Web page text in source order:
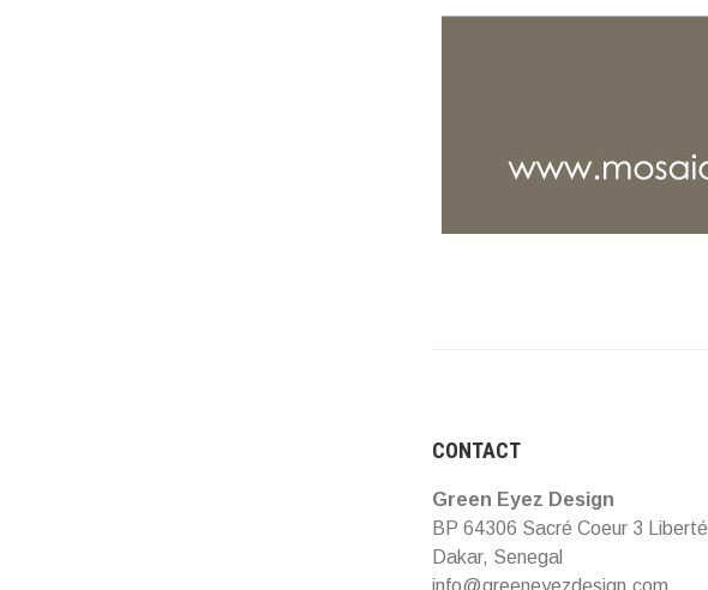
CONTACT
Green Eyez Design
BP 64306 Sacré Coeur 3 Liberté
Dakar, Senegal
info@greeneyezdesign.com